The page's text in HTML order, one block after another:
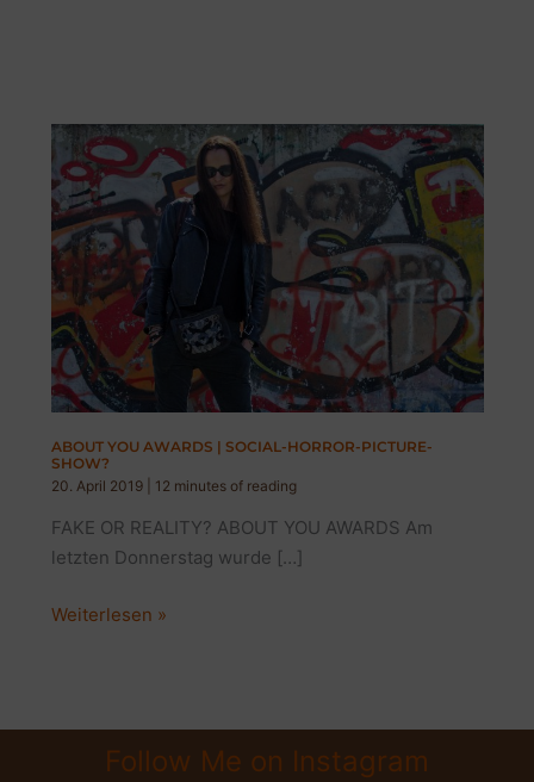
ABOUT YOU AWARDS | SOCIAL-HORROR-PICTURE-
SHOW?
20. April 2019
12 minutes of reading
FAKE OR REALITY? ABOUT YOU AWARDS Am
letzten Donnerstag wurde […]
ABOUT
SOCIAL-
HORROR-
Weiterlesen »
Follow Me on Instagram